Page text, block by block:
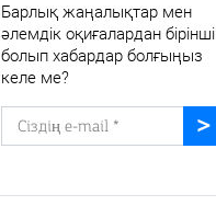
Барлық жаңалықтар мен
әлемдік оқиғалардан бірінші
болып хабардар болғыңыз
келе ме?